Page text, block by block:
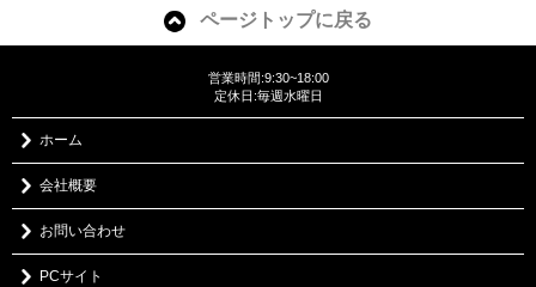
ページトップに戻る
営業時間:9:30~18:00
定休日:毎週水曜日
ホーム
会社概要
お問い合わせ
PCサイト